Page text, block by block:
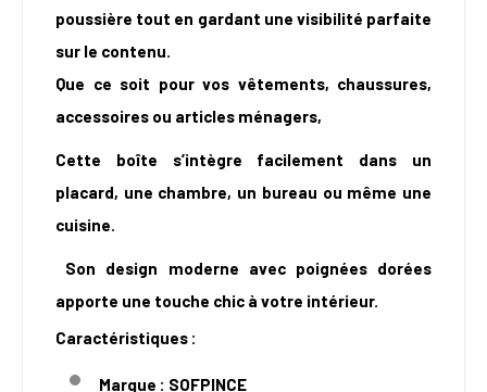
poussière tout en gardant une visibilité parfaite
sur le contenu.
Que ce soit pour vos vêtements, chaussures,
accessoires ou articles ménagers,
Cette boîte s’intègre facilement dans un
placard, une chambre, un bureau ou même une
cuisine.
Son design moderne avec poignées dorées
apporte une touche chic à votre intérieur.
Caractéristiques :
Marque : SOFPINCE